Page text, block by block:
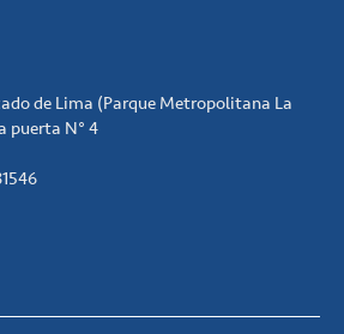
de Lima (Parque Metropolitana La
puerta N° 4